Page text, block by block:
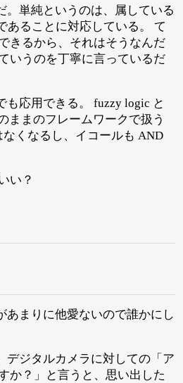
。単純というのは、属している
あることに対応している。 て
きるから、それはそうなんだ
いうのを丁寧に言っているだ
応用できる。 fuzzy logic と
ままのフレームワークで扱う
なくなるし、イコールも AND
い？
まりに他愛ないので誰かにし
デジタルカメラに対しての「ア
か？」と言うと、思い出した